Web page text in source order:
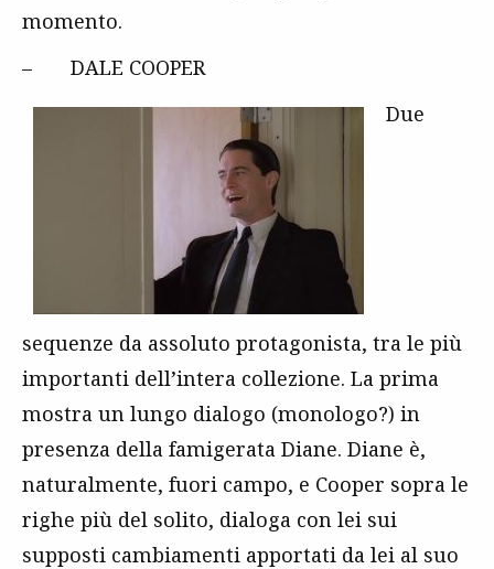
momento.
– DALE COOPER
Due
sequenze da assoluto protagonista, tra le più
importanti dell’intera collezione. La prima
mostra un lungo dialogo (monologo?) in
presenza della famigerata Diane. Diane è,
naturalmente, fuori campo, e Cooper sopra le
righe più del solito, dialoga con lei sui
supposti cambiamenti apportati da lei al suo